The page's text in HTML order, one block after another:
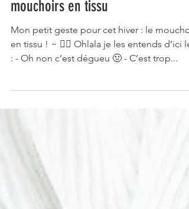
Mon petit geste pour cet hiver : les
mouchoirs en tissu
: - Oh non c’est dégueu 🤢 - C’est trop...